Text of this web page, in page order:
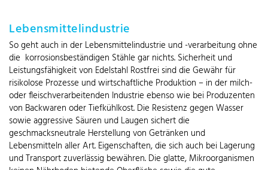
Lebensmittelindustrie
So geht auch in der Lebensmittelindustrie und -verarbeitung ohne
die korrosionsbeständigen Stähle gar nichts. Sicherheit und
Leistungsfähigkeit von Edelstahl Rostfrei sind die Gewähr für
risikolose Prozesse und wirtschaftliche Produktion – in der milch-
oder fleischverarbeitenden Industrie ebenso wie bei Produzenten
von Backwaren oder Tiefkühlkost. Die Resistenz gegen Wasser
sowie aggressive Säuren und Laugen sichert die
geschmacksneutrale Herstellung von Getränken und
Lebensmitteln aller Art. Eigenschaften, die sich auch bei Lagerung
und Transport zuverlässig bewähren. Die glatte, Mikroorganismen